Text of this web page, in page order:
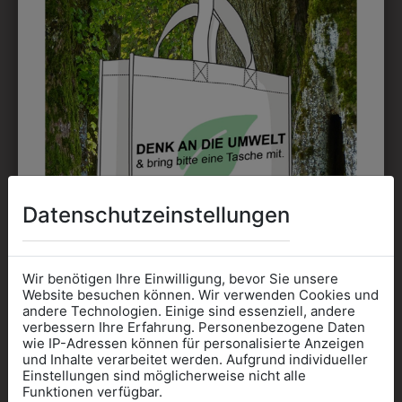
EMBLEM
Kann gestickt oder bedruckt werden. Sehr vielseitig
einsetzbar und beim Sticken wieder ab 1 Stück
möglich.
DRUCK
kostet jede Farbe extra und ist erst ab 12 Stück
DAS KÖNNTE IHNEN
Datenschutzeinstellungen
Wir benötigen Ihre Einwilligung, bevor Sie unsere
Website besuchen können. Wir verwenden Cookies und
andere Technologien. Einige sind essenziell, andere
verbessern Ihre Erfahrung. Personenbezogene Daten
wie IP-Adressen können für personalisierte Anzeigen
und Inhalte verarbeitet werden. Aufgrund individueller
Einstellungen sind möglicherweise nicht alle
Funktionen verfügbar.
Informationen wenn Sie
Kleidung